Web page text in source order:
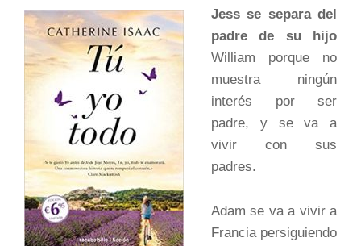
Jess se separa del
padre de su hijo
William porque no
muestra ningún
interés por ser
padre, y se va a
vivir con sus
padres.
Adam se va a vivir a
Francia persiguiendo